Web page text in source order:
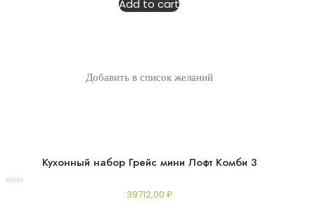
Add to cart
Добавить в список желаний
Кухонный набор Грейс мини Лофт Комби 3
39712,00 ₽